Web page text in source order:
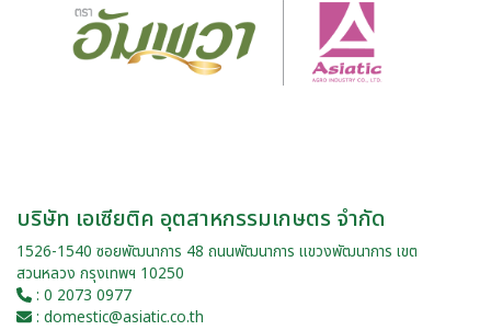
บริษัท เอเซียติค อุตสาหกรรมเกษตร จำกัด
1526-1540 ซอยพัฒนาการ 48 ถนนพัฒนาการ แขวงพัฒนาการ เขต
สวนหลวง กรุงเทพฯ 10250
: 0 2073 0977
: domestic@asiatic.co.th